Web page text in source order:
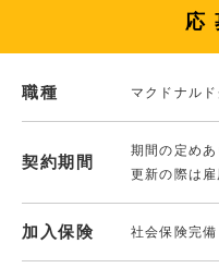
応
職種 マクドナル
契約期間
期間の定め
更新の際は雇
加入保険 社会保険完備